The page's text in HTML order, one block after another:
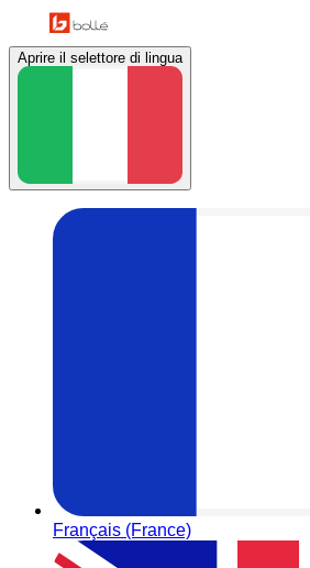
Aprire il selettore di lingua
Français (France)